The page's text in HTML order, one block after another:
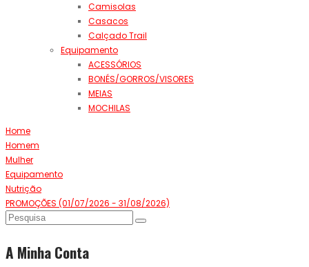
Camisolas
Casacos
Calçado Trail
Equipamento
ACESSÓRIOS
BONÉS/GORROS/VISORES
MEIAS
MOCHILAS
Home
Homem
Mulher
Equipamento
Nutrição
PROMOÇÕES (01/07/2026 - 31/08/2026)
A Minha Conta